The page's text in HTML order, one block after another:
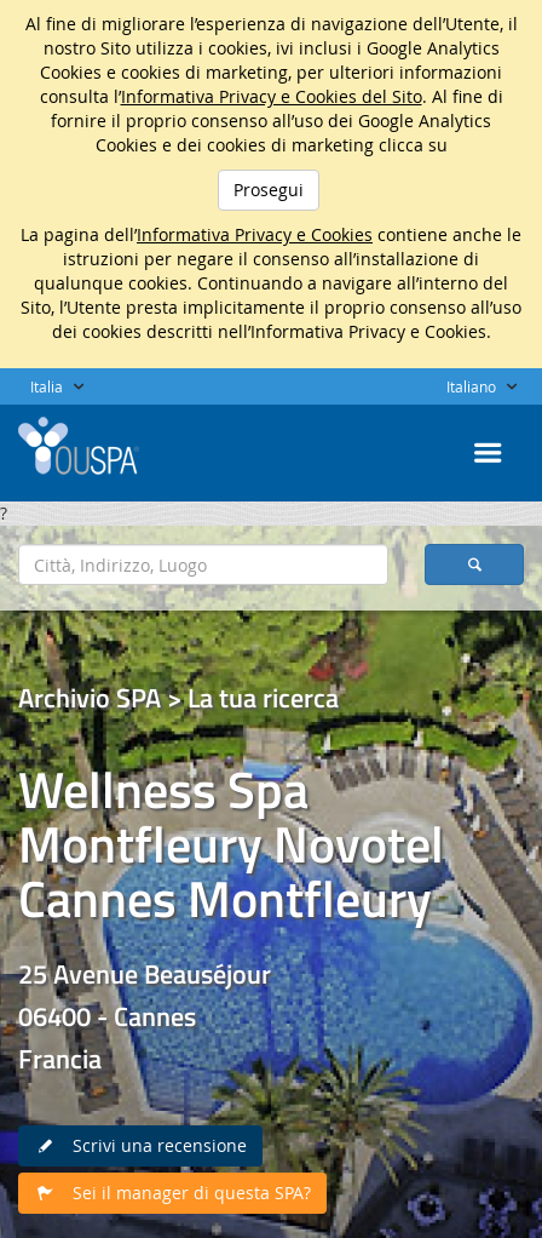
Al fine di migliorare l’esperienza di navigazione dell’Utente, il
nostro Sito utilizza i cookies, ivi inclusi i Google Analytics
Cookies e cookies di marketing, per ulteriori informazioni
consulta l’Informativa Privacy e Cookies del Sito. Al fine di
fornire il proprio consenso all’uso dei Google Analytics
Cookies e dei cookies di marketing clicca su
Prosegui
La pagina dell’Informativa Privacy e Cookies contiene anche le
istruzioni per negare il consenso all’installazione di
qualunque cookies. Continuando a navigare all’interno del
Sito, l’Utente presta implicitamente il proprio consenso all’uso
dei cookies descritti nell’Informativa Privacy e Cookies.
Italia Italiano
?
Archivio SPA > La tua ricerca
Wellness Spa
Montfleury Novotel
Cannes Montfleury
25 Avenue Beauséjour
06400 - Cannes
Francia
Scrivi una recensione
Sei il manager di questa SPA?